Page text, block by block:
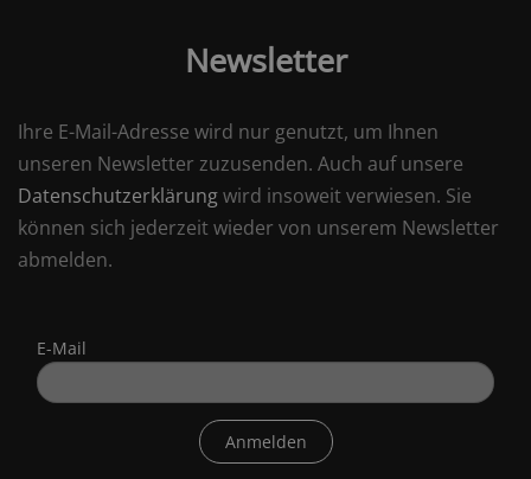
Newsletter
Ihre E-Mail-Adresse wird nur genutzt, um Ihnen
unseren Newsletter zuzusenden. Auch auf unsere
Datenschutzerklärungwird insoweit verwiesen. Sie
können sich jederzeit wieder von unserem Newsletter
abmelden.
E-Mail
Anmelden